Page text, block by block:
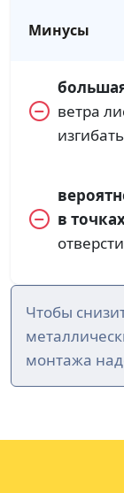
Минусы
ветра
в
Чтобы
монтажа